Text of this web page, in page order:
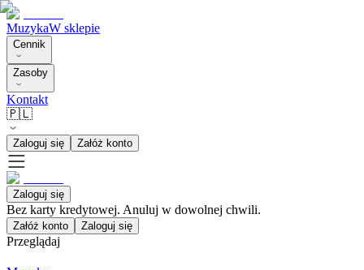
MuzykaW sklepie
Cennik
Zasoby
Kontakt
🇵🇱
Zaloguj się Załóż konto
Zaloguj się
Bez karty kredytowej. Anuluj w dowolnej chwili.
Załóż konto Zaloguj się
Przeglądaj